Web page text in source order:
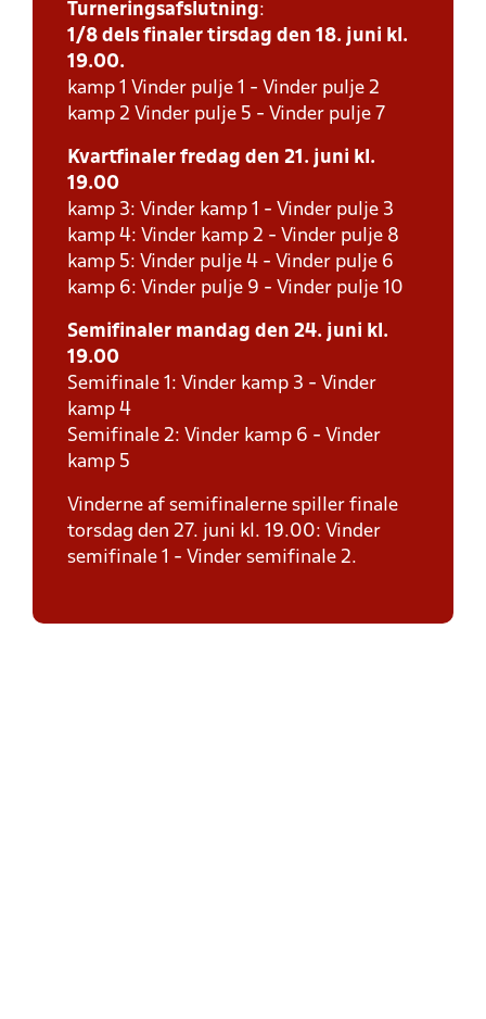
Turneringsafslutning:
1/8 dels finaler tirsdag den 18. juni kl.
19.00.
kamp 1 Vinder pulje 1 - Vinder pulje 2
kamp 2 Vinder pulje 5 - Vinder pulje 7
Kvartfinaler fredag den 21. juni kl.
19.00
kamp 3: Vinder kamp 1 - Vinder pulje 3
kamp 4: Vinder kamp 2 - Vinder pulje 8
kamp 5: Vinder pulje 4 - Vinder pulje 6
kamp 6: Vinder pulje 9 - Vinder pulje 10
Semifinaler mandag den 24. juni kl.
19.00
Semifinale 1: Vinder kamp 3 - Vinder
kamp 4
Semifinale 2: Vinder kamp 6 - Vinder
kamp 5
Vinderne af semifinalerne spiller finale
torsdag den 27. juni kl. 19.00: Vinder
semifinale 1 - Vinder semifinale 2.